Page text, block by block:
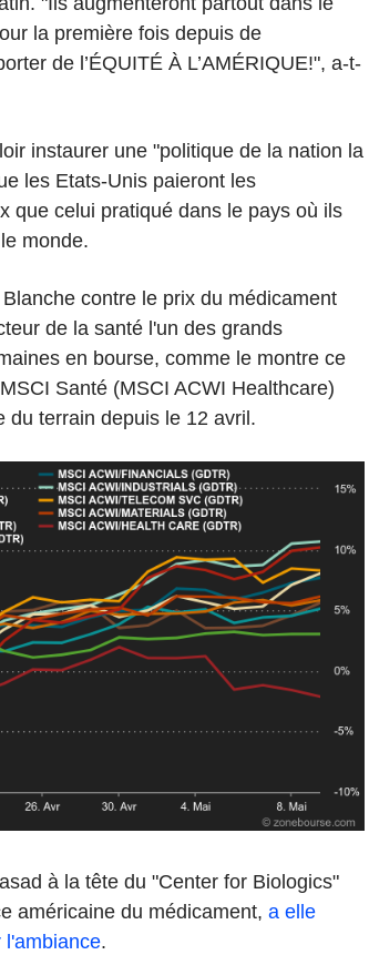
la première fois depuis de
de l’ÉQUITÉ À L’AMÉRIQUE!", a-t-
instaurer une "politique de la nation la
les Etats-Unis paieront les
que celui pratiqué dans le pays où ils
monde.
contre le prix du médicament
de la santé l'un des grands
en bourse, comme le montre ce
Santé (MSCI ACWI Healthcare)
du terrain depuis le 12 avril.
à la tête du "Center for Biologics"
américaine du médicament, a elle
l'ambiance.